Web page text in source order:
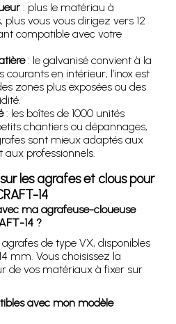
: plus le matériau à
plus vous vous dirigez vers 12
compatible avec votre
: le galvanisé convient à la
courants en intérieur, l’inox est
zones plus exposées ou des
: les boîtes de 1000 unités
chantiers ou dépannages,
sont mieux adaptés aux
aux professionnels.
les agrafes et clous pour
14
ma agrafeuse-cloueuse
14 ?
de type VX, disponibles
mm. Vous choisissez la
de vos matériaux à fixer sur
avec mon modèle